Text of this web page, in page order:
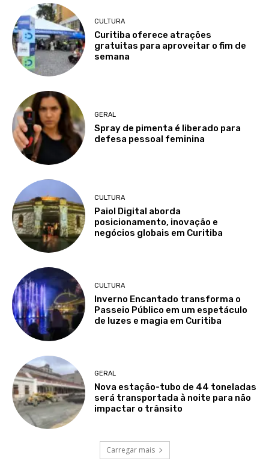
CULTURA
Curitiba oferece atrações
gratuitas para aproveitar o fim de
semana
GERAL
Spray de pimenta é liberado para
defesa pessoal feminina
CULTURA
Paiol Digital aborda
posicionamento, inovação e
negócios globais em Curitiba
CULTURA
Inverno Encantado transforma o
Passeio Público em um espetáculo
de luzes e magia em Curitiba
GERAL
Nova estação-tubo de 44 toneladas
será transportada à noite para não
impactar o trânsito
Carregar mais